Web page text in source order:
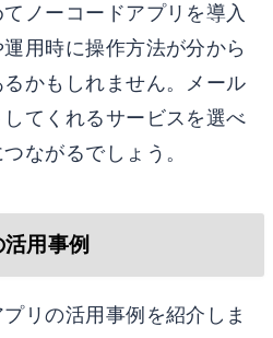
ノーコードアプリを導入
用時に操作方法が分から
かもしれません。メール
てくれるサービスを選べ
ながるでしょう。
用事例
リの活用事例を紹介しま